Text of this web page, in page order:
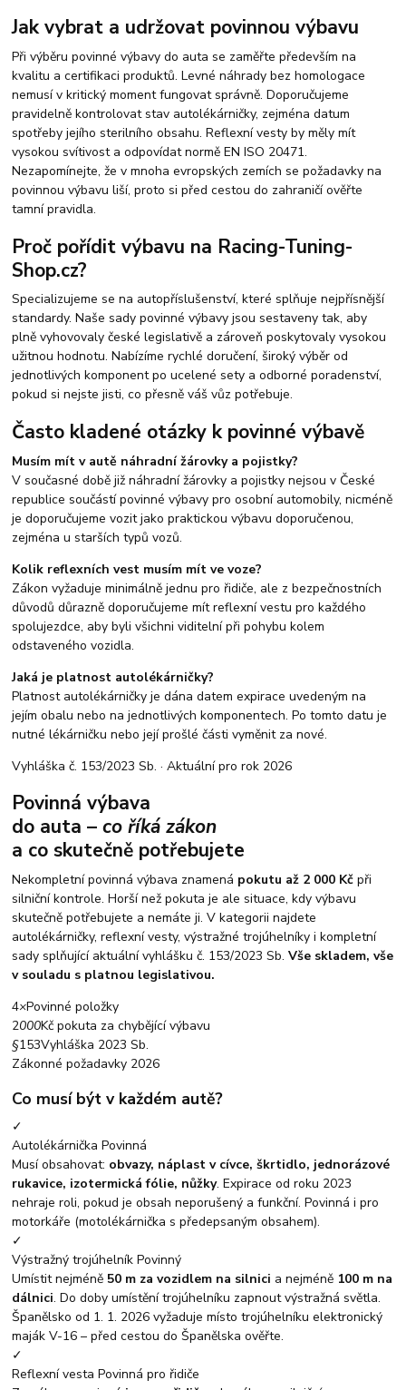
Jak vybrat a udržovat povinnou výbavu
Při výběru povinné výbavy do auta se zaměřte především na
kvalitu a certifikaci produktů. Levné náhrady bez homologace
nemusí v kritický moment fungovat správně. Doporučujeme
pravidelně kontrolovat stav autolékárničky, zejména datum
spotřeby jejího sterilního obsahu. Reflexní vesty by měly mít
vysokou svítivost a odpovídat normě EN ISO 20471.
Nezapomínejte, že v mnoha evropských zemích se požadavky na
povinnou výbavu liší, proto si před cestou do zahraničí ověřte
tamní pravidla.
Proč pořídit výbavu na Racing-Tuning-
Shop.cz?
Specializujeme se na autopříslušenství, které splňuje nejpřísnější
standardy. Naše sady povinné výbavy jsou sestaveny tak, aby
plně vyhovovaly české legislativě a zároveň poskytovaly vysokou
užitnou hodnotu. Nabízíme rychlé doručení, široký výběr od
jednotlivých komponent po ucelené sety a odborné poradenství,
pokud si nejste jisti, co přesně váš vůz potřebuje.
Často kladené otázky k povinné výbavě
Musím mít v autě náhradní žárovky a pojistky?
V současné době již náhradní žárovky a pojistky nejsou v České
republice součástí povinné výbavy pro osobní automobily, nicméně
je doporučujeme vozit jako praktickou výbavu doporučenou,
zejména u starších typů vozů.
Kolik reflexních vest musím mít ve voze?
Zákon vyžaduje minimálně jednu pro řidiče, ale z bezpečnostních
důvodů důrazně doporučujeme mít reflexní vestu pro každého
spolujezdce, aby byli všichni viditelní při pohybu kolem
odstaveného vozidla.
Jaká je platnost autolékárničky?
Platnost autolékárničky je dána datem expirace uvedeným na
jejím obalu nebo na jednotlivých komponentech. Po tomto datu je
nutné lékárničku nebo její prošlé části vyměnit za nové.
Vyhláška č. 153/2023 Sb. · Aktuální pro rok 2026
Povinná výbava
do auta –co říká zákon
a co skutečně potřebujete
Nekompletní povinná výbava znamená pokutu až 2 000 Kč při
silniční kontrole. Horší než pokuta je ale situace, kdy výbavu
skutečně potřebujete a nemáte ji. V kategorii najdete
autolékárničky, reflexní vesty, výstražné trojúhelníky i kompletní
sady splňující aktuální vyhlášku č. 153/2023 Sb.Vše skladem, vše
v souladu s platnou legislativou.
4×Povinné položky
2000Kč pokuta za chybějící výbavu
§153Vyhláška 2023 Sb.
Zákonné požadavky 2026
Co musí být v každém autě?
✓
AutolékárničkaPovinná
Musí obsahovat: obvazy, náplast v cívce, škrtidlo, jednorázové
rukavice, izotermická fólie, nůžky. Expirace od roku 2023
nehraje roli, pokud je obsah neporušený a funkční. Povinná i pro
motorkáře (motolékárnička s předepsaným obsahem).
✓
Výstražný trojúhelníkPovinný
Umístit nejméně 50 m za vozidlem na silnici a nejméně 100 m na
dálnici. Do doby umístění trojúhelníku zapnout výstražná světla.
Španělsko od 1. 1. 2026 vyžaduje místo trojúhelníku elektronický
maják V-16 – před cestou do Španělska ověřte.
✓
Reflexní vestaPovinná pro řidiče